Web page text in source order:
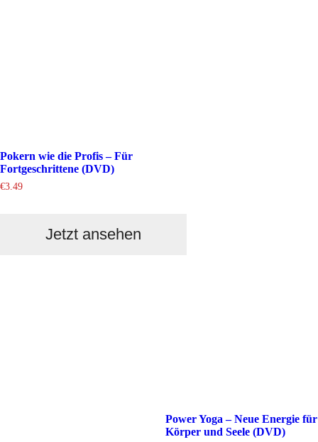
Pokern wie die Profis – Für
Fortgeschrittene (DVD)
€3.49
Jetzt ansehen
Power Yoga – Neue Energie für
Körper und Seele (DVD)